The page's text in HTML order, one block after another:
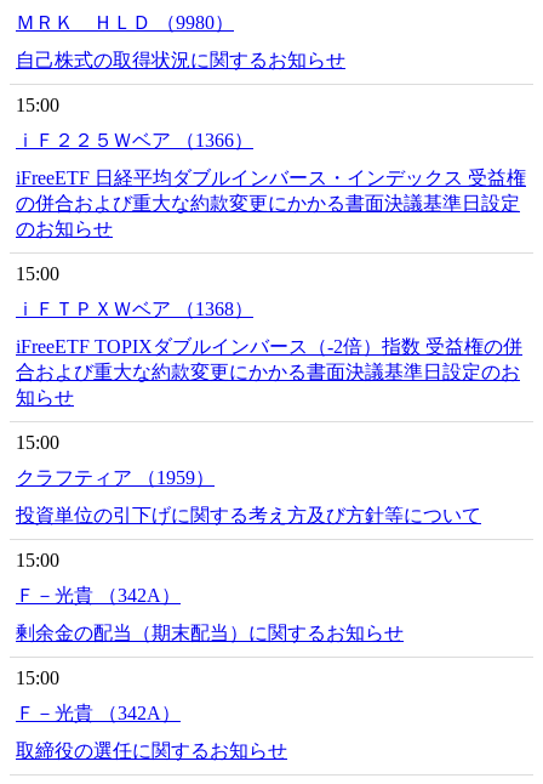
ＭＲＫ ＨＬＤ （9980）
自己株式の取得状況に関するお知らせ
15:00
ｉＦ２２５Ｗベア （1366）
iFreeETF 日経平均ダブルインバース・インデックス 受益権
の併合および重大な約款変更にかかる書面決議基準日設定
のお知らせ
15:00
ｉＦＴＰＸＷベア （1368）
iFreeETF TOPIXダブルインバース（-2倍）指数 受益権の併
合および重大な約款変更にかかる書面決議基準日設定のお
知らせ
15:00
クラフティア （1959）
投資単位の引下げに関する考え方及び方針等について
15:00
Ｆ－光貴 （342A）
剰余金の配当（期末配当）に関するお知らせ
15:00
Ｆ－光貴 （342A）
取締役の選任に関するお知らせ